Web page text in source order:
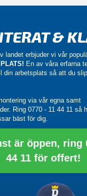
&
landet erbjuder vi vår
En av våra erfarna
din arbetsplats så att du
via vår egna samt
Ring 0770 - 11 44 11 så
bäst för dig.
är öppen, ring
44 11 för offert!